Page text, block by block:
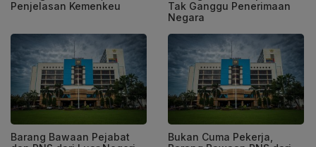
Penjelasan Kemenkeu
Tak Ganggu Penerimaan
Negara
Barang Bawaan Pejabat
Bukan Cuma Pekerja,